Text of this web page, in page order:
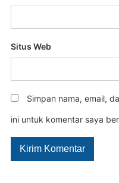
Situs Web
Simpan nama, email,
ini untuk komentar saya